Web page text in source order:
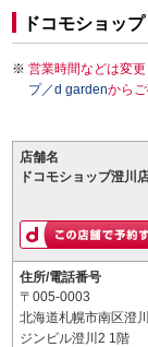
ドコモショップ
営業時間などは変
プ／d gardenからご
店舗名
ドコモショップ澄川
住所/電話番号
〒005-0003
北海道札幌市南区澄
ジンビル澄川2 1階